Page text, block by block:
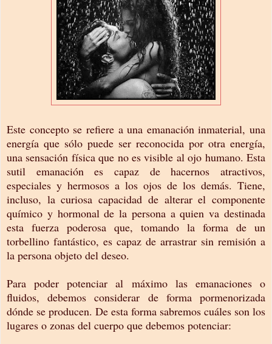
Este concepto se refiere a una emanación inmaterial, una
energía que sólo puede ser reconocida por otra energía,
una sensación física que no es visible al ojo humano. Esta
sutil emanación es capaz de hacernos atractivos,
especiales y hermosos a los ojos de los demás. Tiene,
incluso, la curiosa capacidad de alterar el componente
químico y hormonal de la persona a quien va destinada
esta fuerza poderosa que, tomando la forma de un
torbellino fantástico, es capaz de arrastrar sin remisión a
la persona objeto del deseo.
Para poder potenciar al máximo las emanaciones o
fluidos, debemos considerar de forma pormenorizada
dónde se producen. De esta forma sabremos cuáles son los
lugares o zonas del cuerpo que debemos potenciar: